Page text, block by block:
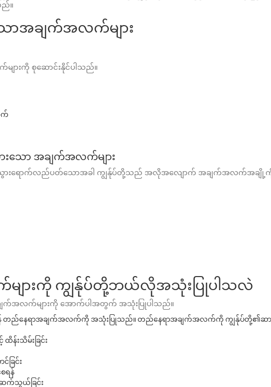
။
ာအချက်အလက်များ
ားကို စုဆောင်းနိုင်ပါသည်။
က်
သော အချက်အလက်များ
းရောက်လည်ပတ်သောအခါ ကျွန်ုပ်တို့သည် အလိုအလျောက် အချက်အလက်အချို့ကို စု
ျားကို ကျွန်ုပ်တို့ဘယ်လိုအသုံးပြုပါသလဲ
က်အလက်များကို အောက်ပါအတွက် အသုံးပြုပါသည်။
ေရန် တည်နေရာအချက်အလက်ကို အသုံးပြုသည်။ တည်နေရာအချက်အလက်ကို ကျွန်ုပ်တို့၏ဆာဗ
ထိန်းသိမ်းခြင်း
ခြင်း
ရန်
ဆက်သွယ်ခြင်း